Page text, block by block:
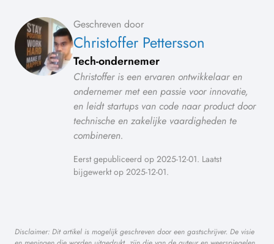
Geschreven door
Christoffer Pettersson
Tech-ondernemer
Christoffer is een ervaren ontwikkelaar en
ondernemer met een passie voor innovatie,
en leidt startups van code naar product door
technische en zakelijke vaardigheden te
combineren.
Eerst gepubliceerd op 2025-12-01. Laatst
bijgewerkt op 2025-12-01.
Disclaimer: Dit artikel is mogelijk geschreven door een gastschrijver. De visie